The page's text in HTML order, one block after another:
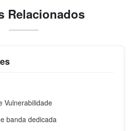
Relacionados
Vulnerabilidade
banda dedicada